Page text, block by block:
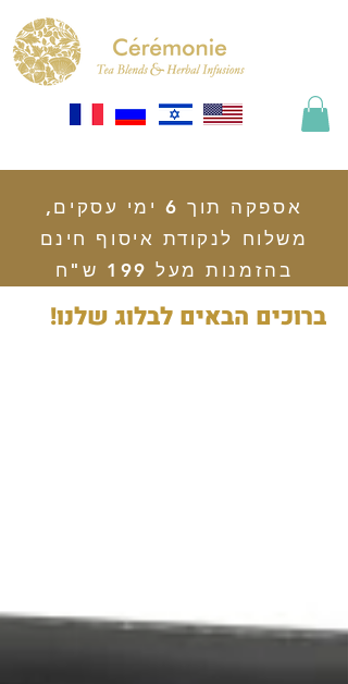
אספקה תוך 6 ימי עסקים,
משלוח לנקודת איסוף חינם
בהזמנות מעל 199 ש"ח
ברוכים הבאים לבלוג שלנו!